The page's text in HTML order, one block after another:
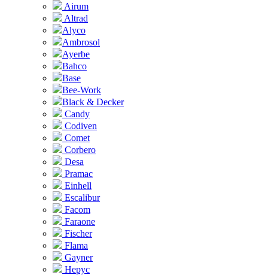
Airum
Altrad
Alyco
Ambrosol
Ayerbe
Bahco
Base
Bee-Work
Black & Decker
Candy
Codiven
Comet
Corbero
Desa
Pramac
Einhell
Escalibur
Facom
Faraone
Fischer
Flama
Gayner
Hepyc